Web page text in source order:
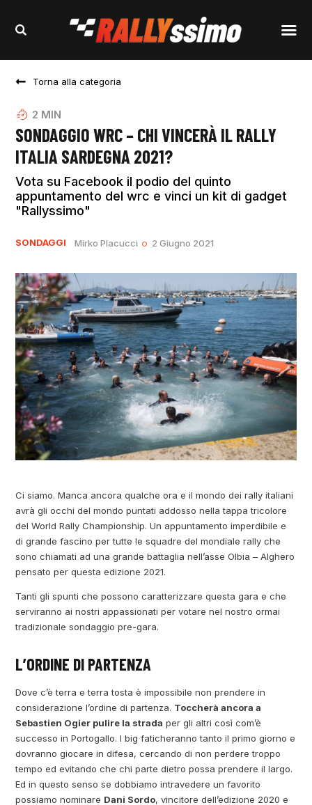
Torna alla categoria
2 MIN
SONDAGGIO WRC – CHI VINCERÀ IL RALLY
ITALIA SARDEGNA 2021?
Vota su Facebook il podio del quinto
appuntamento del wrc e vinci un kit di gadget
"Rallyssimo"
SONDAGGI Mirko Placucci 2 Giugno 2021
Ci siamo. Manca ancora qualche ora e il mondo dei rally italiani
avrà gli occhi del mondo puntati addosso nella tappa tricolore
del World Rally Championship. Un appuntamento imperdibile e
di grande fascino per tutte le squadre del mondiale rally che
sono chiamati ad una grande battaglia nell’asse Olbia – Alghero
pensato per questa edizione 2021.
Tanti gli spunti che possono caratterizzare questa gara e che
serviranno ai nostri appassionati per votare nel nostro ormai
tradizionale sondaggio pre-gara.
L’ORDINE DI PARTENZA
Dove c’è terra e terra tosta è impossibile non prendere in
considerazione l’ordine di partenza. Toccherà ancora a
Sebastien Ogier pulire la strada per gli altri così com’è
successo in Portogallo. I big faticheranno tanto il primo giorno e
dovranno giocare in difesa, cercando di non perdere troppo
tempo ed evitando che chi parte dietro possa prendere il largo.
Ed in questo senso se dobbiamo intravedere un favorito
possiamo nominare Dani Sordo, vincitore dell’edizione 2020 e